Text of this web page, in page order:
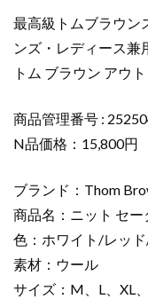
ッ
ト
セ
タ
ー
ン
レ
デ
ィ
ー
最高級トムブラウン
ンズ・レディース
トム ブラウン アウ
商品管理番号 :
N品価格：15,800円
ブランド：Thom
商品名：ニット セ
色：ホワイト/レッ
素材：ウール
サイズ：M、L、XL